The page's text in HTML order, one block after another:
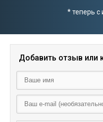
* теперь
Добавить отзыв или